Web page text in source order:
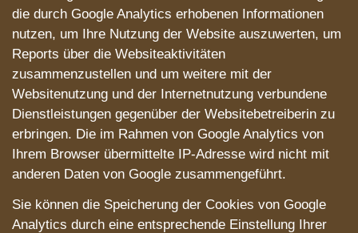
die durch Google Analytics erhobenen Informationen
nutzen, um Ihre Nutzung der Website auszuwerten, um
Reports über die Websiteaktivitäten
zusammenzustellen und um weitere mit der
Websitenutzung und der Internetnutzung verbundene
Dienstleistungen gegenüber der Websitebetreiberin zu
erbringen. Die im Rahmen von Google Analytics von
Ihrem Browser übermittelte IP-Adresse wird nicht mit
anderen Daten von Google zusammengeführt.
Sie können die Speicherung der Cookies von Google
Analytics durch eine entsprechende Einstellung Ihrer